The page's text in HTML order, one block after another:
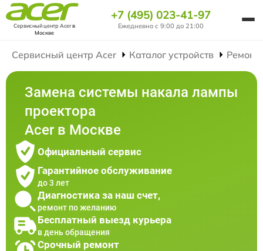
Сервисный центр Acerв
Москве
+7 (495) 023-41-97
Ежедневно с 9:00 до 21:00
Сервисный центр Acer Каталог устройств Ремонт
Замена системы накала лампы
проектора
Acer в Москве
Официальный сервис
Гарантийное обслуживание
до 3 лет
Диагностика за наш счет,
ремонт по желанию
Бесплатный выезд курьера
в день обращения
Срочный ремонт